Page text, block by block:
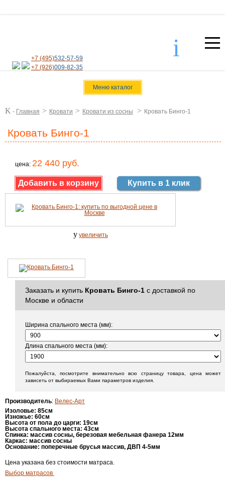
+7 (495)532-57-59
+7 (926)009-82-35
i
Меню каталог
K - Главная > Кровати > Кровати из сосны > Кровать Бинго-1
Кровать Бинго-1
цена: 22 440 руб.
Купить в 1 клик
y увеличить
Заказать и купить Кровать Бинго-1 с доставкой по
Москве и области
Ширина спального места (мм):
Длина спального места (мм):
Пожалуйста, посмотрите внимательно всю страницу товара, цена может
зависеть от выбираемых Вами параметров изделия.
Производитель: Велес-Арт
Изоловье: 85см
Изножье: 60см
Высота от пола до царги: 19см
Высота спального места: 43см
Спинка: массив сосны, березовая мебельная фанера 12мм
Каркас: массив сосны
Основание: поперечные брусья массив, ДВП 4-5мм
Цена указана без стоимости матраса.
Выбор матрасов